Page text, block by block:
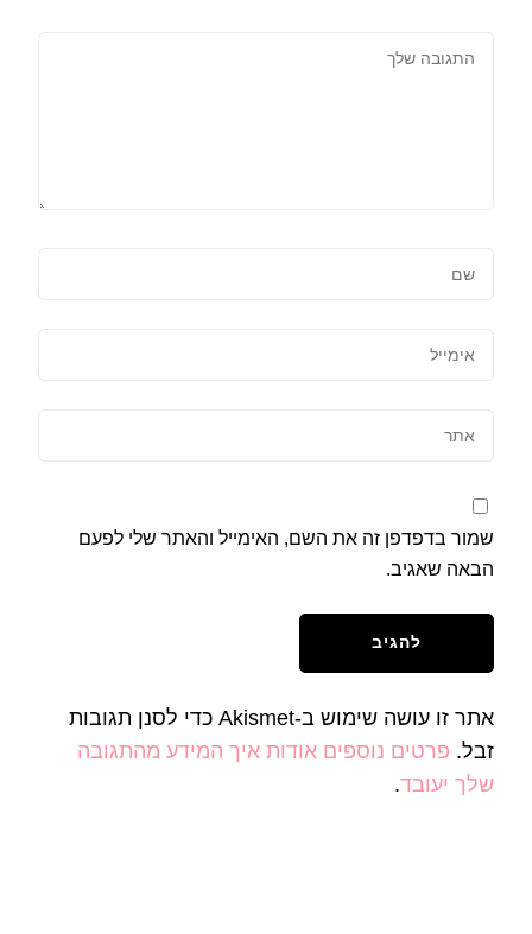
שמור בדפדפן זה את השם, האימייל והאתר שלי לפעם
הבאה שאגיב.
אתר זו עושה שימוש ב-Akismet כדי לסנן תגובות
זבל. פרטים נוספים אודות איך המידע מהתגובה
שלך יעובד.